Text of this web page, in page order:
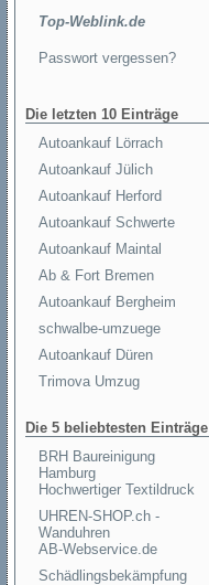
Top-Weblink.de
Passwort vergessen?
Die letzten 10 Einträge
Autoankauf Lörrach
Autoankauf Jülich
Autoankauf Herford
Autoankauf Schwerte
Autoankauf Maintal
Ab & Fort Bremen
Autoankauf Bergheim
schwalbe-umzuege
Autoankauf Düren
Trimova Umzug
Die 5 beliebtesten Einträge
BRH Baureinigung
Hamburg
Hochwertiger Textildruck
UHREN-SHOP.ch -
Wanduhren
AB-Webservice.de
Schädlingsbekämpfung